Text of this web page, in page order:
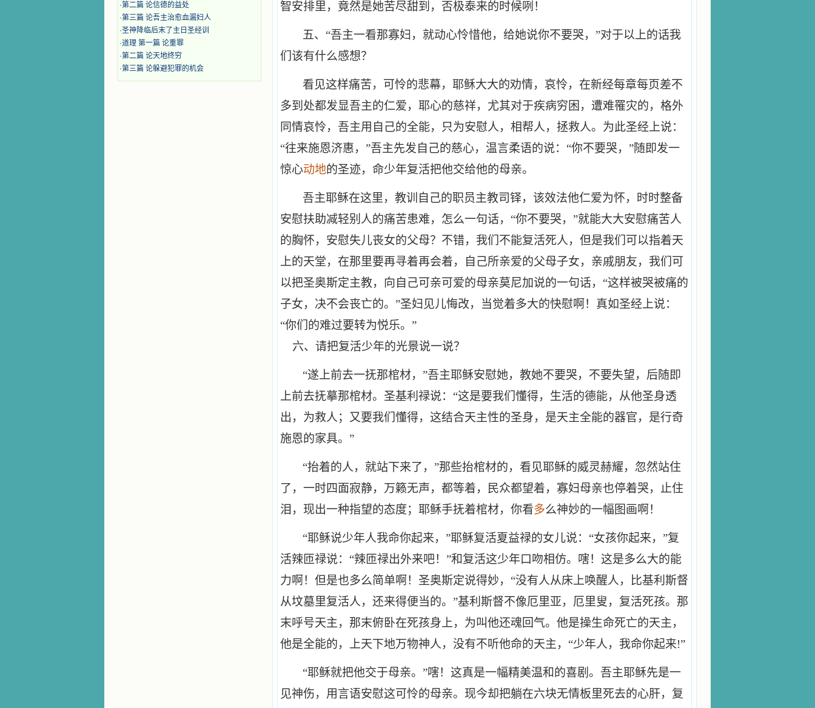
·第二篇 论信德的益处
·第三篇 论吾主治愈血漏妇人
·圣神降临后末了主日圣经训
·道理 第一篇 论重罪
·第二篇 论天地终穷
·第三篇 论躲避犯罪的机会
智安排里，竟然是她苦尽甜到，否极泰来的时候咧！
五、“吾主一看那寡妇，就动心怜惜他，给她说你不要哭，”对于以上的话我
们该有什么感想？
看见这样痛苦，可怜的悲幕，耶稣大大的劝情，哀怜，在新经每章每页差不
多到处都发显吾主的仁爱，耶心的慈祥，尤其对于疾病穷困，遭难罹灾的，格外
同情哀怜，吾主用自己的全能，只为安慰人，相帮人，拯救人。为此圣经上说：
“往来施恩济惠，”吾主先发自己的慈心，温言柔语的说：“你不要哭，”随即发一
惊心动地的圣迹，命少年复活把他交给他的母亲。
吾主耶稣在这里，教训自己的职员主教司铎，该效法他仁爱为怀，时时整备
安慰扶助减轻别人的痛苦患难，怎么一句话，“你不要哭，”就能大大安慰痛苦人
的胸怀，安慰失儿丧女的父母？不错，我们不能复活死人，但是我们可以指着天
上的天堂，在那里要再寻着再会着，自己所亲爱的父母子女，亲戚朋友，我们可
以把圣奥斯定主教，向自己可亲可爱的母亲莫尼加说的一句话，“这样被哭被痛的
子女，决不会丧亡的。”圣妇见儿悔改，当觉着多大的快慰啊！真如圣经上说：
“你们的难过要转为悦乐。”
六、请把复活少年的光景说一说？
“遂上前去一抚那棺材，”吾主耶稣安慰她，教她不要哭，不要失望，后随即
上前去抚摹那棺材。圣基利禄说：“这是要我们懂得，生活的德能，从他圣身透
出，为救人；又要我们懂得，这结合天主性的圣身，是天主全能的器官，是行奇
施恩的家具。”
“抬着的人，就站下来了，”那些抬棺材的，看见耶稣的威灵赫耀，忽然站住
了，一时四面寂静，万籁无声，都等着，民众都望着，寡妇母亲也停着哭，止住
泪，现出一种指望的态度；耶稣手抚着棺材，你看多么神妙的一幅图画啊！
“耶稣说少年人我命你起来，”耶稣复活夏益禄的女儿说：“女孩你起来，”复
活辣匝禄说：“辣匝禄出外来吧！”和复活这少年口吻相仿。嗐！这是多么大的能
力啊！但是也多么简单啊！圣奥斯定说得妙，“没有人从床上唤醒人，比基利斯督
从坟墓里复活人，还来得便当的。”基利斯督不像厄里亚，厄里叟，复活死孩。那
末呼号天主，那末俯卧在死孩身上，为叫他还魂回气。他是操生命死亡的天主，
他是全能的，上天下地万物神人，没有不听他命的天主，“少年人，我命你起来!”
“耶稣就把他交于母亲。”嗐！这真是一幅精美温和的喜剧。吾主耶稣先是一
见神伤，用言语安慰这可怜的母亲。现今却把躺在六块无情板里死去的心肝，复